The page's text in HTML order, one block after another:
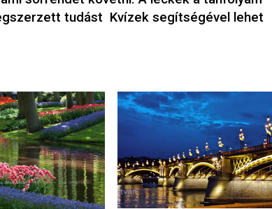
tudást Kvízek segítségével lehet